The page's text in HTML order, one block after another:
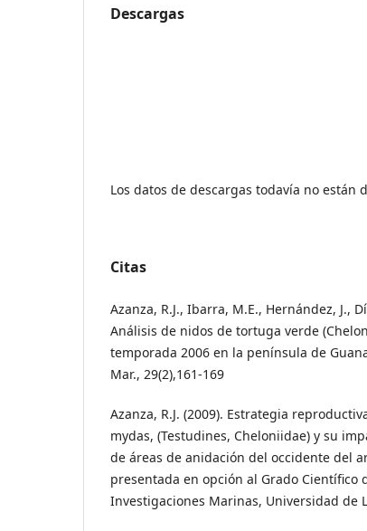
Descargas
Los datos de descargas todavía no están
Citas
Azanza, R.J., Ibarra, M.E., Hernández, J.,
Análisis de nidos de tortuga verde
temporada 2006 en la península de
Mar., 29(2),161-169
Azanza, R.J. (2009). Estrategia
mydas, (Testudines, Cheloniidae) y su
de áreas de anidación del occidente del
presentada en opción al Grado Científico
Investigaciones Marinas, Universidad de